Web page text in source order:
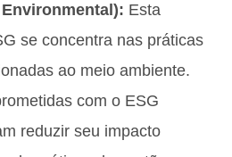
Esta
se concentra nas práticas
ao meio ambiente.
com o ESG
reduzir seu impacto